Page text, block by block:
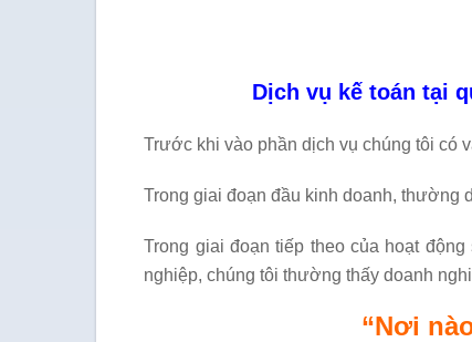
Dịch vụ kế toán tại
Trước khi vào phần dịch vụ chúng tôi có
Trong giai đoạn đầu kinh doanh, thường
Trong giai đoạn tiếp theo của hoạt
nghiệp, chúng tôi thường thấy doanh
“Nơi